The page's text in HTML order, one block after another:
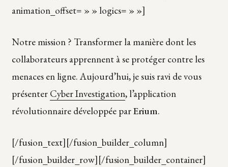
animation_offset= » » logics= » »]
Notre mission ? Transformer la manière dont les
collaborateurs apprennent à se protéger contre les
menaces en ligne. Aujourd’hui, je suis ravi de vous
présenter Cyber Investigation, l’application
révolutionnaire développée parErium.
[/fusion_text][/fusion_builder_column]
[/fusion_builder_row][/fusion_builder_container]